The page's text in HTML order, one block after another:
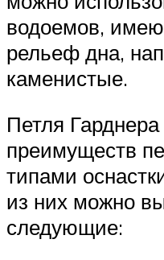
водоемов,
рельеф дна,
каменистые.
Петля
преимуществ
типами
из них можно
следующие: